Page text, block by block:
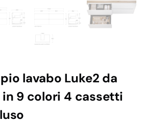
lavabo Luke2 da
in 9 colori 4 cassetti